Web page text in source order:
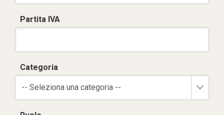
Partita IVA
Categoria
-- Seleziona una categoria --